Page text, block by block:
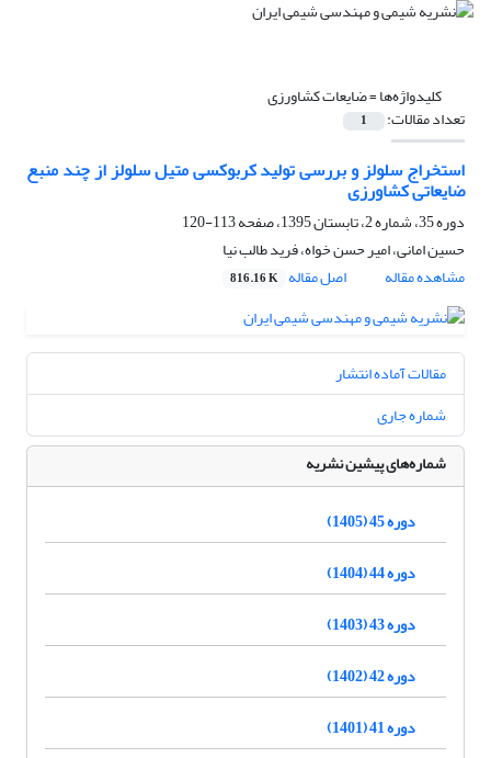
کلیدواژه‌ها =ضایعات کشاورزی
تعداد مقالات: 1
استخراج سلولز و بررسی تولید کربوکسی متیل سلولز از چند منبع
ضایعاتی کشاورزی
دوره 35، شماره 2، تابستان 1395، صفحه
113-120
حسین امانی، امیر حسن خواه، فرید طالب نیا
مشاهده مقاله
اصل مقاله 816.16 K
مقالات آماده انتشار
شماره جاری
شماره‌های پیشین نشریه
دوره 45 (1405)
دوره 44 (1404)
دوره 43 (1403)
دوره 42 (1402)
دوره 41 (1401)